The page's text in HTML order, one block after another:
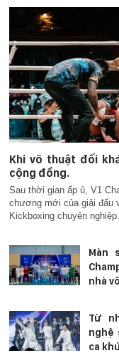
Khi võ thuật đối
cộng đồng.
Sau thời gian ấp ủ, V1
chương mới của giải đấu
Kickboxing chuyên
Màn
nhà
Từ
nghệ
ca